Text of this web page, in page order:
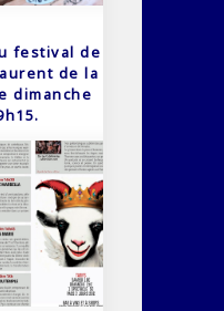
festival de
de la
dimanche